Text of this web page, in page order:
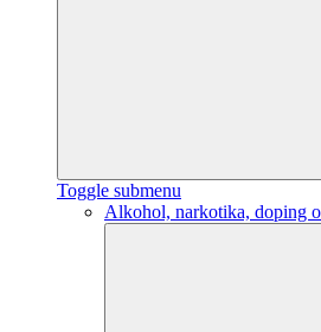
Toggle submenu
Alkohol, narkotika, doping